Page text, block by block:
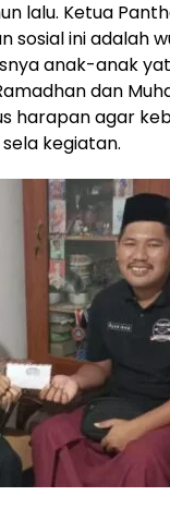
lalu. Ketua
sosial ini adalah
anak-anak
dan
harapan agar
kegiatan.